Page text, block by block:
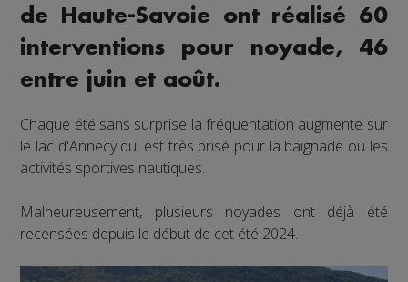
de Haute-Savoie ont réalisé 60
interventions pour noyade, 46
entre juin et août.
Chaque été sans surprise la fréquentation augmente sur
le lac d'Annecy qui est très prisé pour la baignade ou les
activités sportives nautiques.
Malheureusement, plusieurs noyades ont déjà été
recensées depuis le début de cet été 2024.